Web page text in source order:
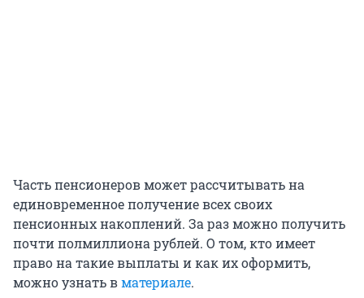
Часть пенсионеров может рассчитывать на
единовременное получение всех своих
пенсионных накоплений. За раз можно получить
почти полмиллиона рублей. О том, кто имеет
право на такие выплаты и как их оформить,
можно узнать вматериале.